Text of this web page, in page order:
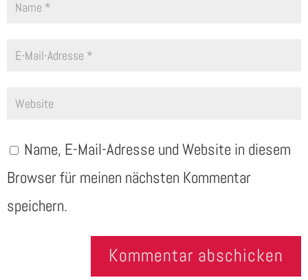
Name, E-Mail-Adresse und Website in diesem
Browser für meinen nächsten Kommentar
speichern.
Kommentar abschicken